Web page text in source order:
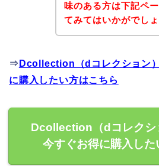
味のある方は下記ペ
てみてはいかがでし
⇒ Dcollection（dコレクション
に購入したい方はこちら
Dcollection（dコレクシ
今すぐお得に購入した